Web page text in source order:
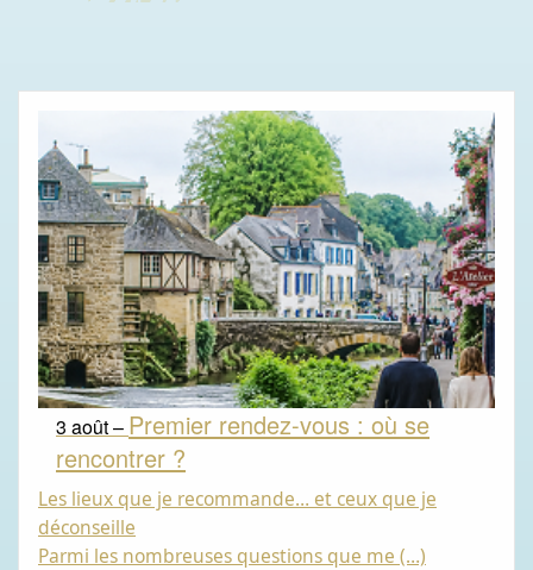
3 août – Premier rendez-vous : où se
rencontrer ?
Les lieux que je recommande… et ceux que je
déconseille
Parmi les nombreuses questions que me (…)